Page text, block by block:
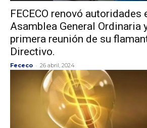
FECECO renovó autoridades
Asamblea General Ordinaria
primera reunión de su
Directivo.
Fececo - 26 abril, 2024